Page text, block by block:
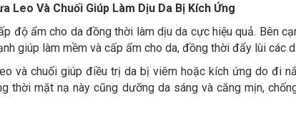
Leo Và Chuối Giúp Làm Dịu Da Bị Kích Ứng
độ ẩm cho da đồng thời làm dịu da cực hiệu quả. Bên
giúp làm mềm và cấp ẩm cho da, đồng thời đẩy lùi các
và chuối giúp điều trị da bị viêm hoặc kích ứng do đi
thời mặt nạ này cũng dưỡng da sáng và căng mịn,